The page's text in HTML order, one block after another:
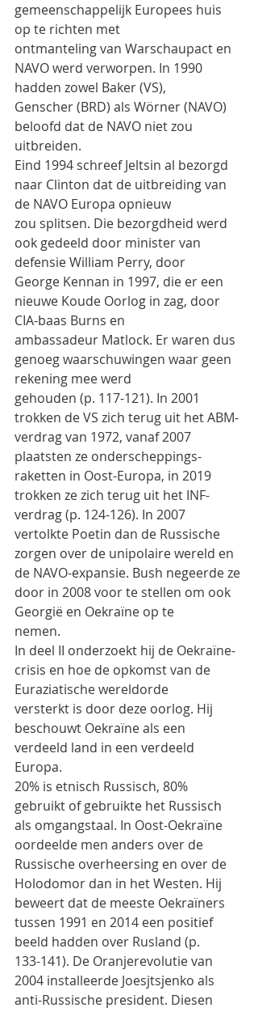
gemeenschappelijk Europees huis
op te richten met
ontmanteling van Warschaupact en
NAVO werd verworpen. In 1990
hadden zowel Baker (VS),
Genscher (BRD) als Wörner (NAVO)
beloofd dat de NAVO niet zou
uitbreiden.
Eind 1994 schreef Jeltsin al bezorgd
naar Clinton dat de uitbreiding van
de NAVO Europa opnieuw
zou splitsen. Die bezorgdheid werd
ook gedeeld door minister van
defensie William Perry, door
George Kennan in 1997, die er een
nieuwe Koude Oorlog in zag, door
CIA-baas Burns en
ambassadeur Matlock. Er waren dus
genoeg waarschuwingen waar geen
rekening mee werd
gehouden (p. 117-121). In 2001
trokken de VS zich terug uit het ABM-
verdrag van 1972, vanaf 2007
plaatsten ze onderscheppings-
raketten in Oost-Europa, in 2019
trokken ze zich terug uit het INF-
verdrag (p. 124-126). In 2007
vertolkte Poetin dan de Russische
zorgen over de unipolaire wereld en
de NAVO-expansie. Bush negeerde ze
door in 2008 voor te stellen om ook
Georgië en Oekraïne op te
nemen.
In deel II onderzoekt hij de Oekraïne-
crisis en hoe de opkomst van de
Euraziatische wereldorde
versterkt is door deze oorlog. Hij
beschouwt Oekraïne als een
verdeeld land in een verdeeld
Europa.
20% is etnisch Russisch, 80%
gebruikt of gebruikte het Russisch
als omgangstaal. In Oost-Oekraïne
oordeelde men anders over de
Russische overheersing en over de
Holodomor dan in het Westen. Hij
beweert dat de meeste Oekraïners
tussen 1991 en 2014 een positief
beeld hadden over Rusland (p.
133-141). De Oranjerevolutie van
2004 installeerde Joesjtsjenko als
anti-Russische president. Diesen